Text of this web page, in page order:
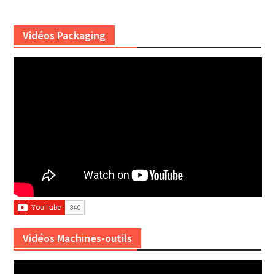
Vidéos Packaging
Vidéos Machines-outils